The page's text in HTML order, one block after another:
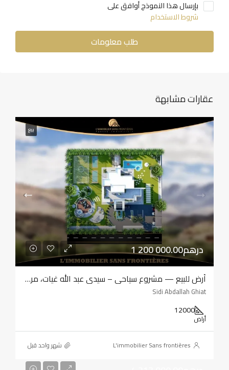
بإرسال هذا النموذج أوافق على
شروط الاستخدام
طلب معلومات
عقارات مشابهة
بيع
1 200 000.00درهم
أرض للبيع — مشروع سياحي – سيدي عبد الله غيات، مراكش
Sidi Abdallah Ghiat
12000
أراض
L'immobilier Sans frontières ‏شهر واحد قبل